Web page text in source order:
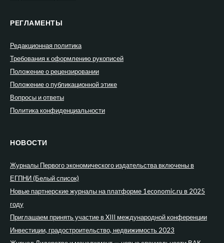
РЕГЛАМЕНТЫ
Редакционная политика
Требования к оформлению рукописей
Положение о рецензировании
Положение о публикационной этике
Вопросы и ответы
Политика конфиденциальности
НОВОСТИ
Журналы Первого экономического издательства включены в
ЕГПНИ (Белый список)
Новые партнерские журналы на платформе 1economic.ru в 2025
году
Приглашаем принять участие в XIII международной конференции
Инвестиции, градостроительство, недвижимость 2023